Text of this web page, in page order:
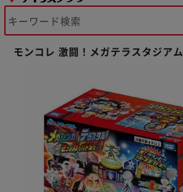
モンコレ 激闘！メガテラスタジアム
※ご確認ください